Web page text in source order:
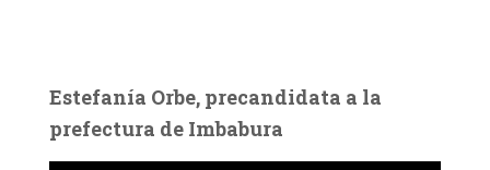
Estefanía Orbe, precandidata a la
prefectura de Imbabura